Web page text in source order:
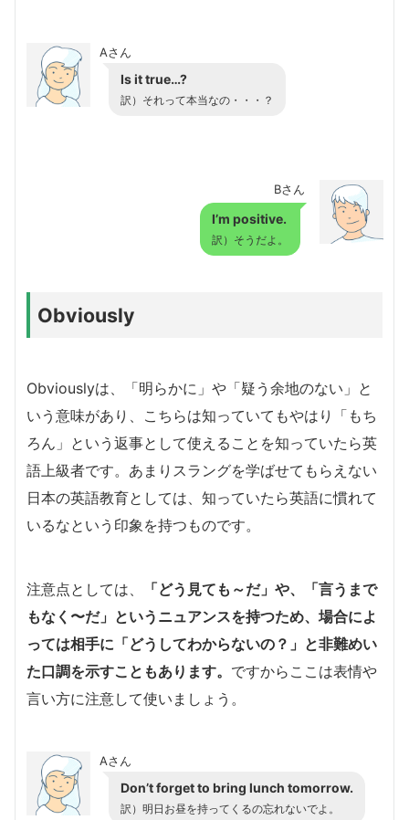
Aさん
Is it true…?
訳）それって本当なの・・・？
Bさん
I’m positive.
訳）そうだよ。
Obviously
Obviouslyは、「明らかに」や「疑う余地のない」と
いう意味があり、こちらは知っていてもやはり「もち
ろん」という返事として使えることを知っていたら英
語上級者です。あまりスラングを学ばせてもらえない
日本の英語教育としては、知っていたら英語に慣れて
いるなという印象を持つものです。
注意点としては、
「どう見ても～だ」や、「言うまで
もなく〜だ」というニュアンスを持つため、場合によ
っては相手に「どうしてわからないの？」と非難めい
た口調を示すこともあります。 ですからここは表情や
言い方に注意して使いましょう。
Aさん
Don’t forget to bring lunch tomorrow.
訳）明日お昼を持ってくるの忘れないでよ。